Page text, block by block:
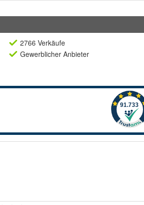
2766 Verkäufe
Gewerblicher Anbieter